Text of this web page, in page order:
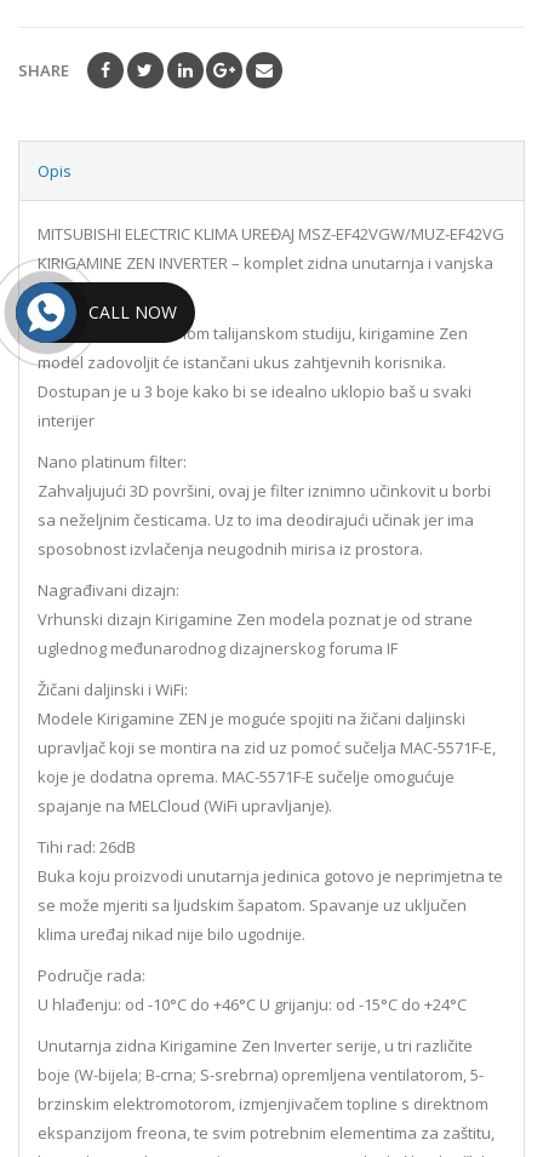
SHARE
Opis
MITSUBISHI ELECTRIC KLIMA UREĐAJ MSZ-EF42VGW/MUZ-EF42VG
KIRIGAMINE ZEN INVERTER – komplet zidna unutarnja i vanjska
jedinica
Dizajniran u cijenjenom talijanskom studiju, kirigamine Zen
model zadovoljit će istančani ukus zahtjevnih korisnika.
Dostupan je u 3 boje kako bi se idealno uklopio baš u svaki
interijer
Nano platinum filter:
Zahvaljujući 3D površini, ovaj je filter iznimno učinkovit u borbi
sa neželjnim česticama. Uz to ima deodirajući učinak jer ima
sposobnost izvlačenja neugodnih mirisa iz prostora.
Nagrađivani dizajn:
Vrhunski dizajn Kirigamine Zen modela poznat je od strane
uglednog međunarodnog dizajnerskog foruma IF
Žičani daljinski i WiFi:
Modele Kirigamine ZEN je moguće spojiti na žičani daljinski
upravljač koji se montira na zid uz pomoć sučelja MAC-5571F-E,
koje je dodatna oprema. MAC-5571F-E sučelje omogućuje
spajanje na MELCloud (WiFi upravljanje).
Tihi rad: 26dB
Buka koju proizvodi unutarnja jedinica gotovo je neprimjetna te
se može mjeriti sa ljudskim šapatom. Spavanje uz uključen
klima uređaj nikad nije bilo ugodnije.
Područje rada:
U hlađenju: od -10°C do +46°C U grijanju: od -15°C do +24°C
Unutarnja zidna Kirigamine Zen Inverter serije, u tri različite
boje (W-bijela; B-crna; S-srebrna) opremljena ventilatorom, 5-
brzinskim elektromotorom, izmjenjivačem topline s direktnom
ekspanzijom freona, te svim potrebnim elementima za zaštitu,
CALL NOW